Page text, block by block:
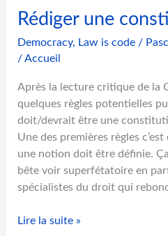
Rédiger une
Democracy, Law is code /
/Accueil
Après la lecture critique de la
quelques règles potentielles
doit/devrait être une
Une des premières règles
une notion doit être définie.
bête voir superfétatoire en
spécialistes du droit qui
R
Lire la suite »